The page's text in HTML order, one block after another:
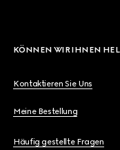
KÖNNEN WIR IHNEN
Kontaktieren Sie Uns
Meine Bestellung
Häufig gestellte Fragen